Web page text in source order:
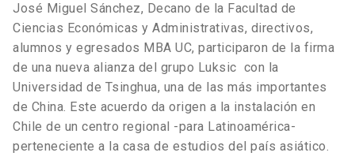
José Miguel Sánchez, Decano de la Facultad de
Ciencias Económicas y Administrativas, directivos,
alumnos y egresados MBA UC, participaron de la firma
de una nueva alianza del grupo Luksic con la
Universidad de Tsinghua, una de las más importantes
de China. Este acuerdo da origen a la instalación en
Chile de un centro regional -para Latinoamérica-
perteneciente a la casa de estudios del país asiático.